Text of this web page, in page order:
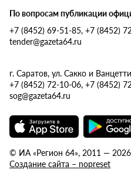
По вопросам публикации
+7 (8452) 69-51-85, +7 (8452)
tender@gazeta64.ru
г. Саратов, ул. Сакко и
+7 (8452) 72-10-06, +7 (8452)
sog@gazeta64.ru
© ИА «Регион 64», 2011 —
Создание сайта – nopreset